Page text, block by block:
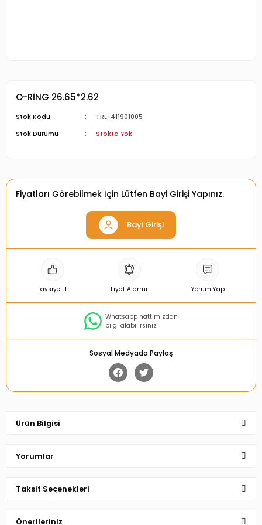
O-RİNG 26.65*2.62
Stok Kodu
TRL-411901005
Stok Durumu
Stokta Yok
Fiyatları Görebilmek İçin Lütfen Bayi Girişi Yapınız.
Bayi Girişi
Tavsiye Et Fiyat Alarmı Yorum Yap
Whatsapp hattımızdan
bilgi alabilirsiniz
Sosyal Medyada Paylaş
Ürün Bilgisi
Yorumlar
Taksit Seçenekleri
Önerileriniz